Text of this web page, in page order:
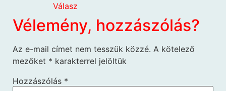
Válasz
Vélemény, hozzászólás?
Az e-mail címet nem tesszük közzé. A kötelező
mezőket * karakterrel jelöltük
Hozzászólás *